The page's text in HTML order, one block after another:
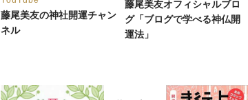
藤尾美友の神社開運チャン
ネル
藤尾美友オフィシャルブロ
グ「ブログで学べる神仏開
運法」